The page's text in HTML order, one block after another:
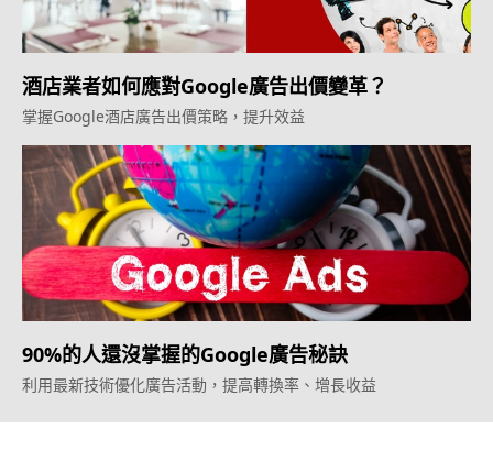
酒店業者如何應對Google廣告出價變革？
掌握Google酒店廣告出價策略，提升效益
90%的人還沒掌握的Google廣告秘訣
利用最新技術優化廣告活動，提高轉換率、增長收益